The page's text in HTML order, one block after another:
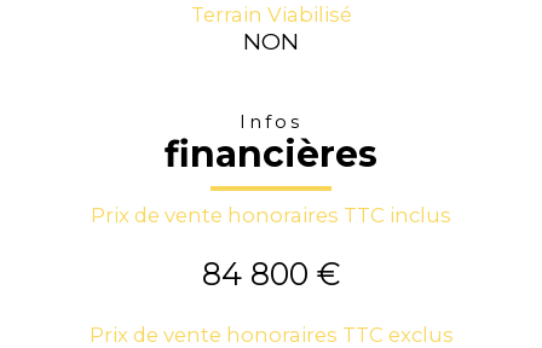
Terrain Viabilisé
NON
Infos
financières
Prix de vente honoraires TTC inclus
84 800 €
Prix de vente honoraires TTC exclus